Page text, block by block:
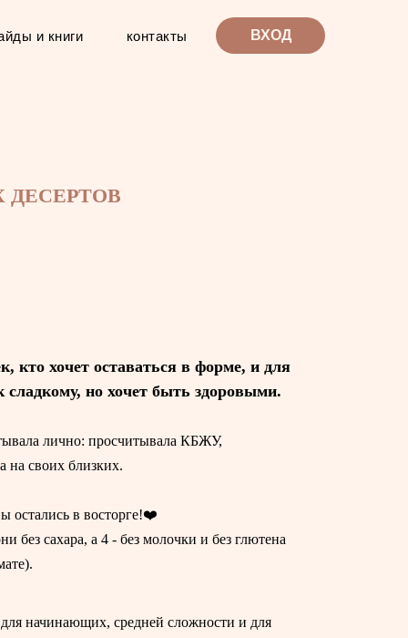
и книги контакты ВХОД
ДЕСЕРТОВ
кто хочет оставаться в форме, и для
сладкому, но хочет быть здоровыми.
лично: просчитывала КБЖУ,
на своих близких.
остались в восторге!❤️‍
без сахара, а 4 - без молочки и без глютена
начинающих, средней сложности и для